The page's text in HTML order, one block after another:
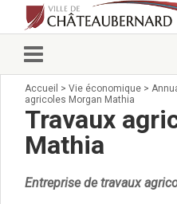
Vie municipale
Conseillers
Commissions 2026
Arrêtés du Maire
Accueil > Vie économique >
agricoles Morgan Mathia
Travaux
Mathia
Entreprise de travaux